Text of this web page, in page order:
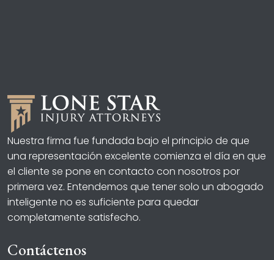
Nuestra firma fue fundada bajo el principio de que
una representación excelente comienza el día en que
el cliente se pone en contacto con nosotros por
primera vez. Entendemos que tener solo un abogado
inteligente no es suficiente para quedar
completamente satisfecho.
Contáctenos